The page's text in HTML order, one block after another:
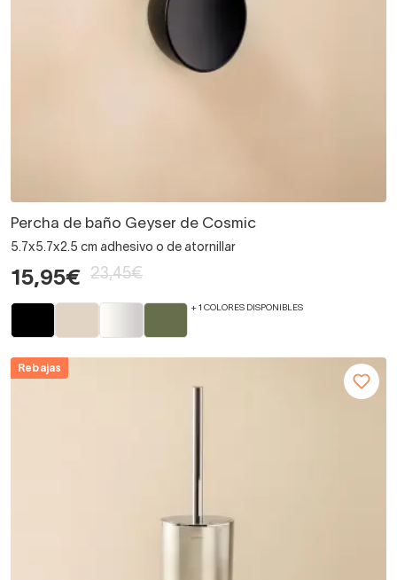
Percha de baño Geyser de Cosmic
5.7x5.7x2.5 cm adhesivo o de atornillar
15,95€ 23,45€
+ 1 COLORES DISPONIBLES
Rebajas